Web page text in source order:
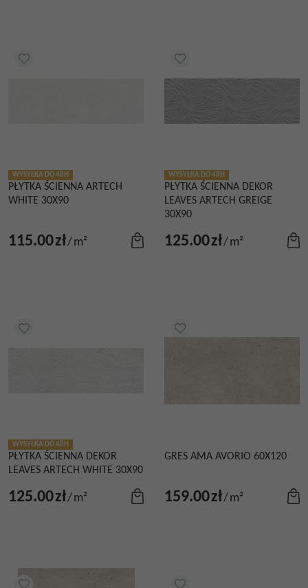
WYSYŁKA DO 48H
PŁYTKA ŚCIENNA ARTECH
WHITE 30X90
115.00zł/m²
WYSYŁKA DO 48H
PŁYTKA ŚCIENNA DEKOR
LEAVES ARTECH GREIGE
30X90
125.00zł/m²
WYSYŁKA DO 48H
PŁYTKA ŚCIENNA DEKOR
LEAVES ARTECH WHITE 30X90
125.00zł/m²
GRES AMA AVORIO 60X120
159.00zł/m²